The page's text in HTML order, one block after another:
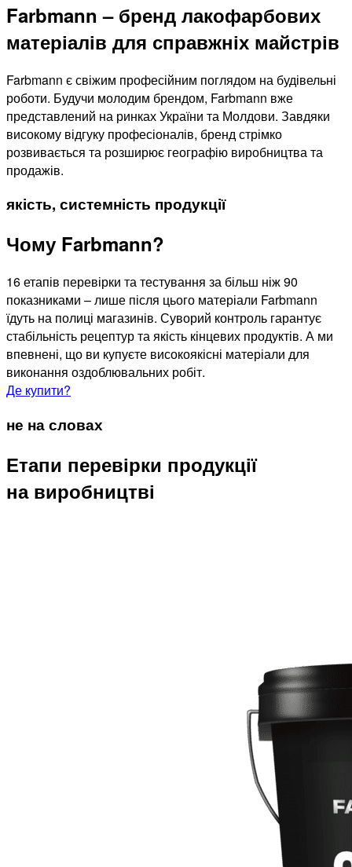
Farbmann – бренд лакофарбових
матеріалів для справжніх майстрів
Farbmann є свіжим професійним поглядом на будівельні
роботи. Будучи молодим брендом, Farbmann вже
представлений на ринках України та Молдови. Завдяки
високому відгуку професіоналів, бренд стрімко
розвивається та розширює географію виробництва та
продажів.
якість, системність продукції
Чому Farbmann?
16 етапів перевірки та тестування за більш ніж 90
показниками – лише після цього матеріали Farbmann
їдуть на полиці магазинів. Суворий контроль гарантує
стабільність рецептур та якість кінцевих продуктів. А ми
впевнені, що ви купуєте високоякісні матеріали для
виконання оздоблювальних робіт.
Де купити?
не на словах
Етапи перевірки продукції
на виробництві